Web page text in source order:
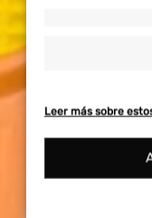
Leer más sobre